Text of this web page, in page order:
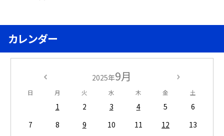
カレンダー
2025年9月
日 月 火 水 木 金 土
1 2 3 4 5
6
7
8 9 10 11 12
13